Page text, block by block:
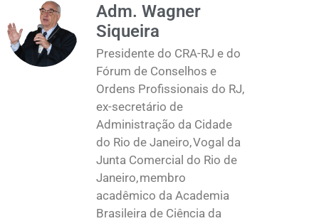
Adm. Wagner
Siqueira
Presidente do CRA-RJ e do
Fórum de Conselhos e
Ordens Profissionais do RJ,
ex-secretário de
Administração da Cidade
do Rio de Janeiro, Vogal da
Junta Comercial do Rio de
Janeiro, membro
acadêmico da Academia
Brasileira de Ciência da